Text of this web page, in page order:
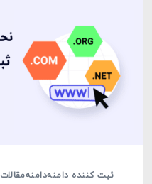
ثبت کننده دامنهدامنهمقالات